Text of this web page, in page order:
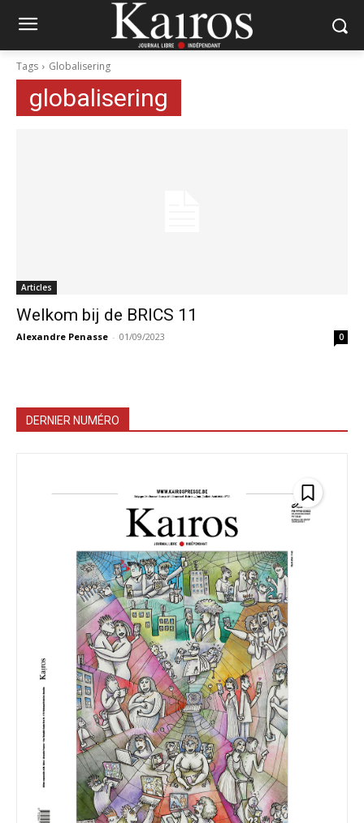
Tags Globalisering
globalisering
Articles
Welkom bij de BRICS 11
Alexandre Penasse - 01/09/2023 0
DERNIER NUMÉRO